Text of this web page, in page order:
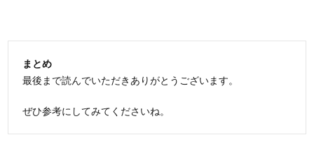
まとめ
最後まで読んでいただきありがとうございます。
ぜひ参考にしてみてくださいね。